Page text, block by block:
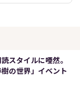
スタイルに唖然。
の世界」イベント